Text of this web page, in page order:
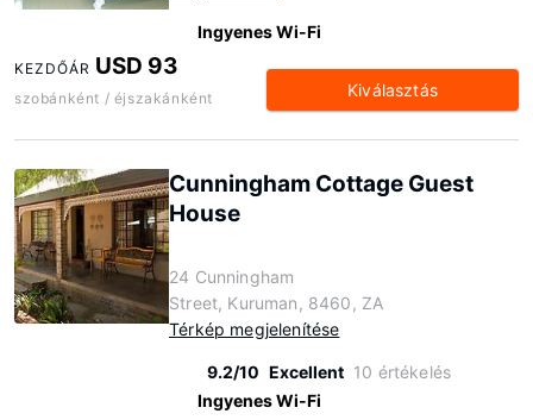
Ingyenes Wi-Fi
KEZDŐÁR USD 93
szobánként / éjszakánként Kiválasztás
Cunningham Cottage Guest
House
24 Cunningham
Street, Kuruman, 8460, ZA
Térkép megjelenítése
9.2/10 Excellent 10 értékelés
Ingyenes Wi-Fi